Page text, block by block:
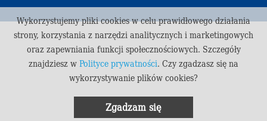
Wykorzystujemy pliki cookies w celu prawidłowego działania
strony, korzystania z narzędzi analitycznych i marketingowych
oraz zapewniania funkcji społecznościowych. Szczegóły
znajdziesz wPolityce prywatności. Czy zgadzasz się na
wykorzystywanie plików cookies?
Zgadzam się